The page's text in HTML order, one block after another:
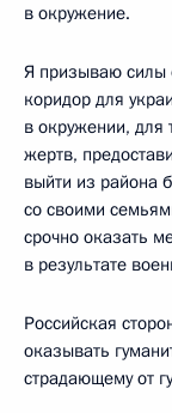
в окружение.
Я призываю силы
коридор для
в окружении, для
жертв,
выйти из района
со своими
срочно оказать
в результате
Российская
оказывать
страдающему от